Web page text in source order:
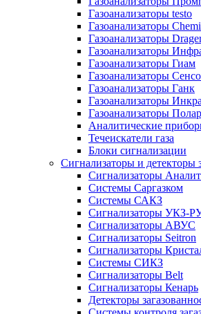
Газоанализаторы testo
Газоанализаторы
Газоанализаторы
Газоанализаторы
Газоанализаторы Гиам
Газоанализаторы
Газоанализаторы Ганк
Газоанализаторы
Газоанализаторы Полар
Аналитические
Течеискатели газа
Блоки сигнализации
Сигнализаторы и детекторы
Сигнализаторы
Системы Саргазком
Системы САКЗ
Сигнализаторы УКЗ-
Сигнализаторы АВУС
Сигнализаторы Seitron
Сигнализаторы
Системы СИКЗ
Сигнализаторы Belt
Сигнализаторы Кенарь
Детекторы